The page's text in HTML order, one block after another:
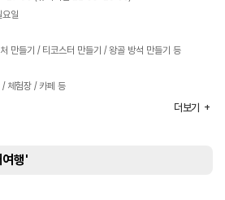
요일
만들기 / 티코스터 만들기 / 왕골 방석 만들기 등
/ 체험장 / 카페 등
더보기
행'